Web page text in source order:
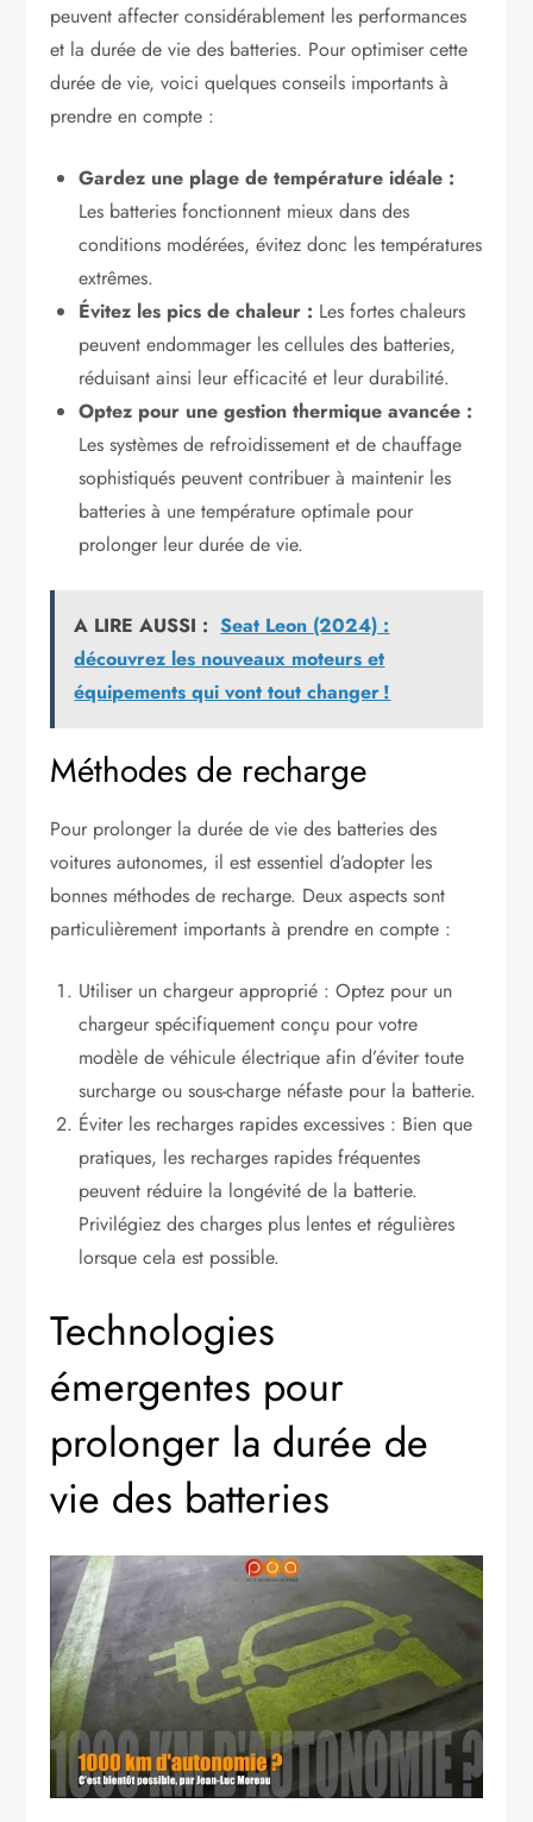
peuvent affecter considérablement les performances
et la durée de vie des batteries. Pour optimiser cette
durée de vie, voici quelques conseils importants à
prendre en compte :
Gardez une plage de température idéale :
Les batteries fonctionnent mieux dans des
conditions modérées, évitez donc les températures
extrêmes.
Évitez les pics de chaleur : Les fortes chaleurs
peuvent endommager les cellules des batteries,
réduisant ainsi leur efficacité et leur durabilité.
Optez pour une gestion thermique avancée :
Les systèmes de refroidissement et de chauffage
sophistiqués peuvent contribuer à maintenir les
batteries à une température optimale pour
prolonger leur durée de vie.
A LIRE AUSSI : Seat Leon (2024) :
découvrez les nouveaux moteurs et
équipements qui vont tout changer !
Méthodes de recharge
Pour prolonger la durée de vie des batteries des
voitures autonomes, il est essentiel d’adopter les
bonnes méthodes de recharge. Deux aspects sont
particulièrement importants à prendre en compte :
Utiliser un chargeur approprié : Optez pour un
chargeur spécifiquement conçu pour votre
modèle de véhicule électrique afin d’éviter toute
surcharge ou sous-charge néfaste pour la batterie.
Éviter les recharges rapides excessives : Bien que
pratiques, les recharges rapides fréquentes
peuvent réduire la longévité de la batterie.
Privilégiez des charges plus lentes et régulières
lorsque cela est possible.
Technologies
émergentes pour
prolonger la durée de
vie des batteries